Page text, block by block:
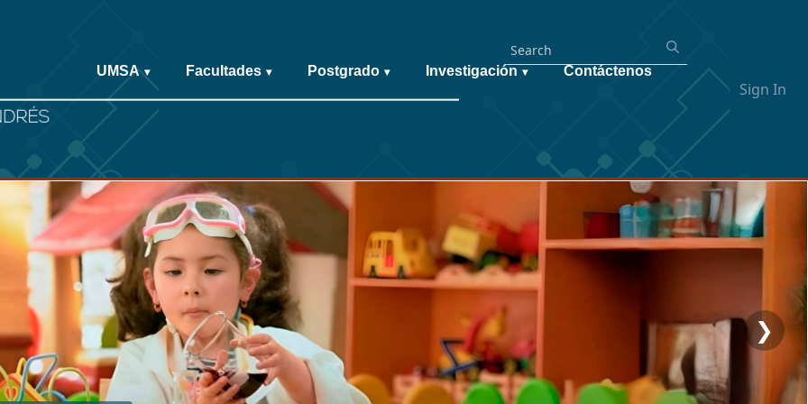
Sign In
UMSA ▾ Facultades ▾ Postgrado ▾ Investigación ▾ Contáctenos
❯